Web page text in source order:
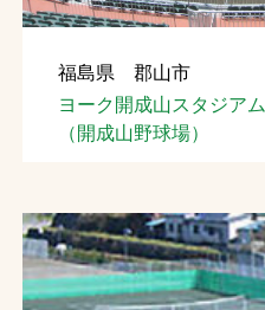
福島県 郡山市
ヨーク開成山スタジアム
（開成山野球場）